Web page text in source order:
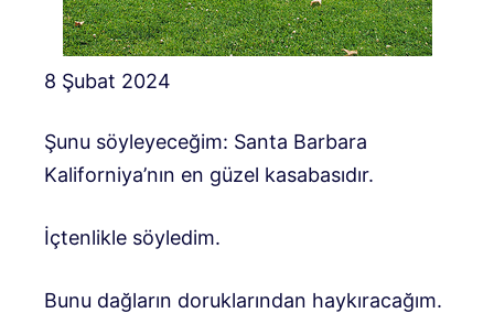
8 Şubat 2024
Şunu söyleyeceğim: Santa Barbara
Kaliforniya’nın en güzel kasabasıdır.
İçtenlikle söyledim.
Bunu dağların doruklarından haykıracağım.